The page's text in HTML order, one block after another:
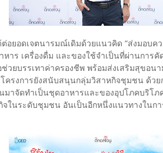
อยอดเจตนารมณ์เดิมด้วยแนวคิด “ส่งมอบค
าร เครื่องดื่ม และของใช้จำเป็นที่ผ่านการ
ช่วยบรรเทาค่าครองชีพ พร้อมส่งเสริมสุขอ
โครงการยังสนับสนุนกลุ่มวิสาหกิจชุมชน ด้ว
มาจัดทำเป็นชุดอาหารและของอุปโภคบริโภ
จในระดับชุมชน อันเป็นอีกหนึ่งแนวทางในก